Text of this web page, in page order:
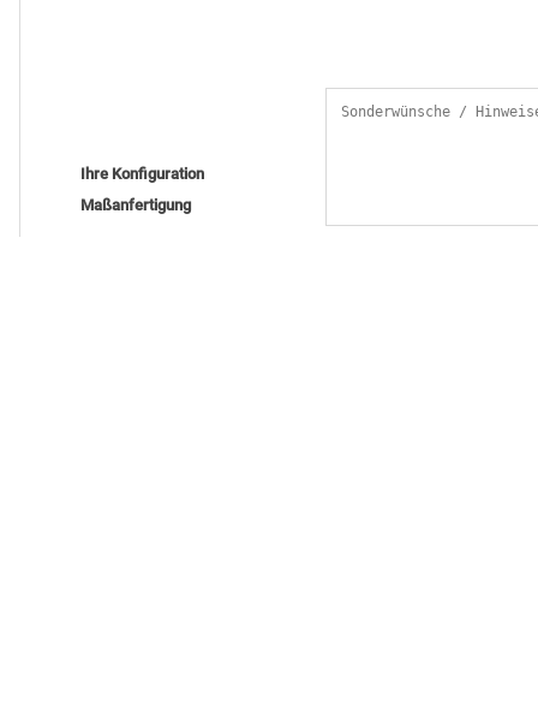
Ihre Konfiguration
Maßanfertigung